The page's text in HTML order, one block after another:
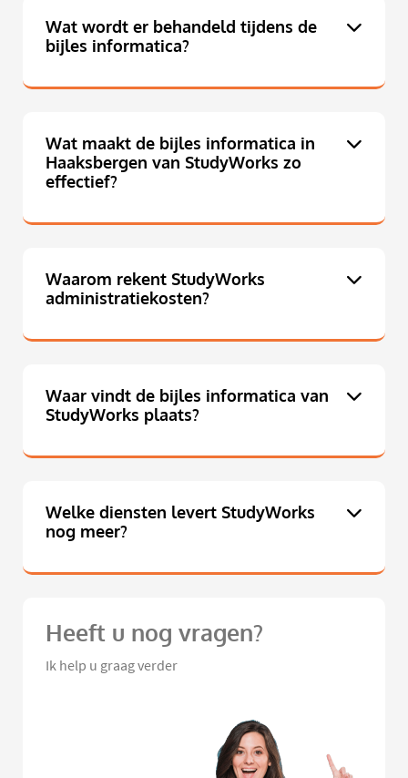
Wat wordt er behandeld tijdens de
bijles informatica?
Wat maakt de bijles informatica in
Haaksbergen van StudyWorks zo
effectief?
Waarom rekent StudyWorks
administratiekosten?
Waar vindt de bijles informatica van
StudyWorks plaats?
Welke diensten levert StudyWorks
nog meer?
Heeft u nog vragen?
Ik help u graag verder